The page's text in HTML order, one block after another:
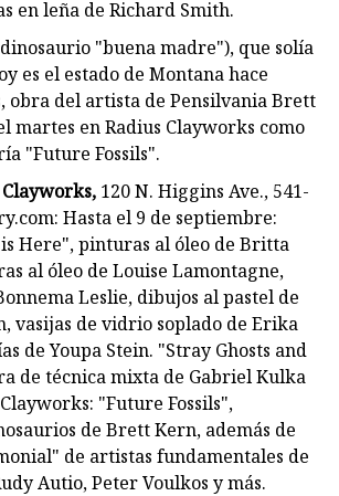
en leña de Richard Smith.
"buena madre"), que solía
es el estado de Montana hace
obra del artista de Pensilvania Brett
martes en Radius Clayworks como
"Future Fossils".
120 N. Higgins Ave., 541-
Hasta el 9 de septiembre:
Here", pinturas al óleo de Britta
al óleo de Louise Lamontagne,
Leslie, dibujos al pastel de
vasijas de vidrio soplado de Erika
de Youpa Stein. "Stray Ghosts and
de técnica mixta de Gabriel Kulka
"Future Fossils",
de Brett Kern, además de
de artistas fundamentales de
Autio, Peter Voulkos y más.